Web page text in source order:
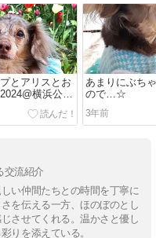
とアリスとお
横浜公園
あまりにぶち
ので…☆
3年前
交流紹介
い仲間たちとの時間を丁寧に
を伝える一方、ほのぼのとし
させてくれる。温かさと優し
りを添えている。